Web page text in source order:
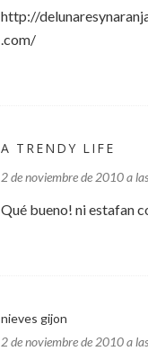
http://
.com/
A TRENDY LIFE
2 de noviembre de 2010 a
Qué bueno! ni estafan
nieves gijon
2 de noviembre de 2010 a